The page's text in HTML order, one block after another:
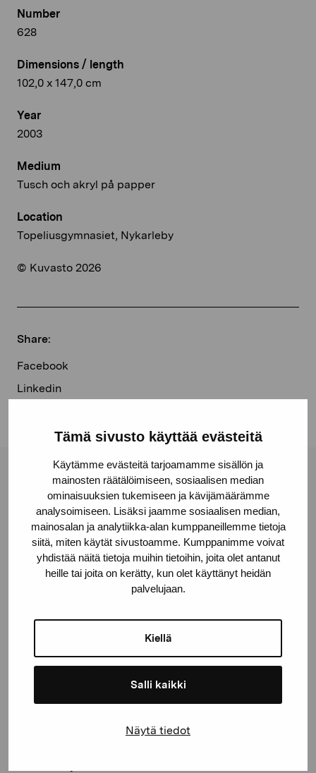
Tämä sivusto käyttää evästeitä
Käytämme evästeitä tarjoamamme sisällön ja
mainosten räätälöimiseen, sosiaalisen median
ominaisuuksien tukemiseen ja kävijämäärämme
analysoimiseen. Lisäksi jaamme sosiaalisen median,
mainosalan ja analytiikka-alan kumppaneillemme tietoja
siitä, miten käytät sivustoamme. Kumppanimme voivat
yhdistää näitä tietoja muihin tietoihin, joita olet antanut
heille tai joita on kerätty, kun olet käyttänyt heidän
palvelujaan.
Kiellä
Salli kaikki
Näytä tiedot
Number
628
Dimensions / length
102,0 x 147,0 cm
Year
2003
Medium
Tusch och akryl på papper
Location
Topeliusgymnasiet, Nykarleby
© Kuvasto 2026
Share:
Facebook
Linkedin
Pro Artibus Foundation
Gustav Wasas gata 11
10600 Ekenäs
proartibus@proartibus.fi
Contact us